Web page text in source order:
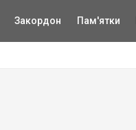
Закордон Пам'ятки